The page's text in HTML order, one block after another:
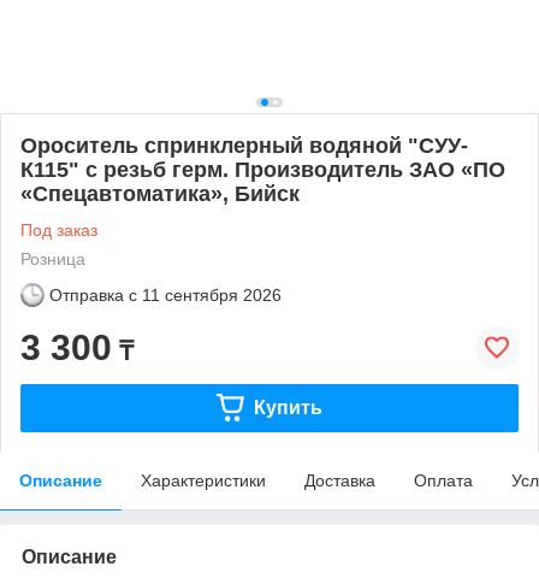
Ороситель спринклерный водяной "СУУ-
К115" с резьб герм. Производитель ЗАО «ПО
«Спецавтоматика», Бийск
Под заказ
Розница
Отправка с 11 сентября 2026
3 300 ₸
Купить
Описание Характеристики Доставка Оплата
Описание